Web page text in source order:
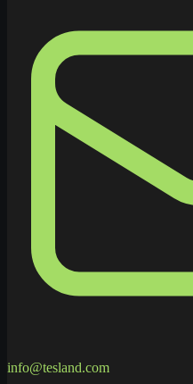
info@tesland.com